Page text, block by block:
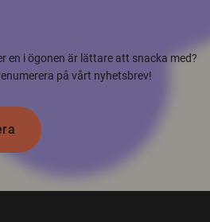
en i ögonen är lättare att snacka med?
på vårt nyhetsbrev!